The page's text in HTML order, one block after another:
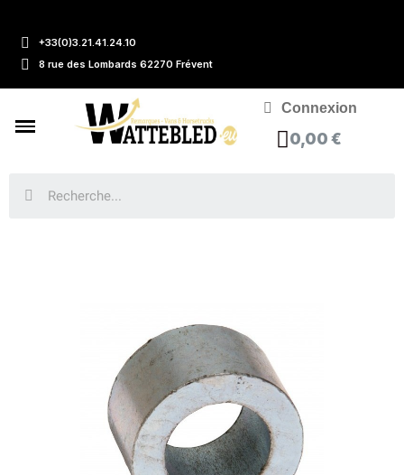
+33(0)3.21.41.24.10
8 rue des Lombards 62270 Frévent
Connexion
0,00 €